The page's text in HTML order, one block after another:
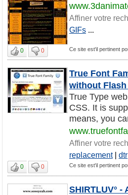
Affiner votre
GIFs ...
0 0 Ce site est'il pertinent
True Font
without Flash
True Type
CSS. It is
means, you
Affiner votre
replacement| dtr
0 0 Ce site est'il pertinent
SHIRTLUV°